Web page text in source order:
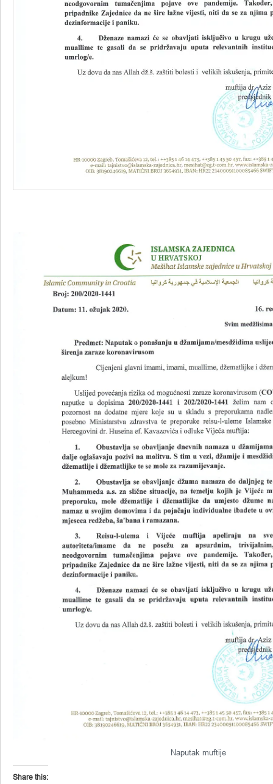
Naputak muftije
Share this: